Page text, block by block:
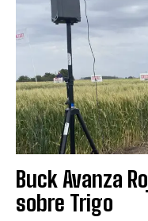
Buck Avanza
sobre Trigo